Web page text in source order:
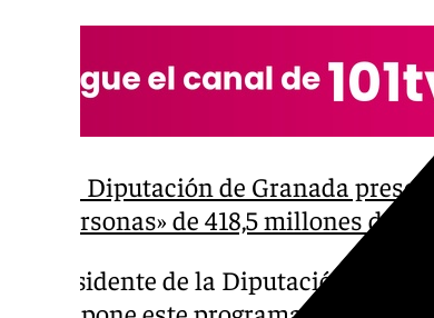
La Diputación de Granada
personas» de 418,5 millones de
El presidente de la Diputación,